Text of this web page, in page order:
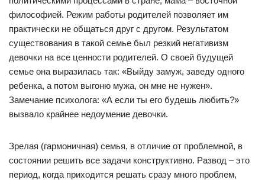
философией. Режим работы родителей позволяет им
практически не общаться друг с другом. Результатом
существования в такой семье был резкий негативизм
девочки на все ценности родителей. О своей будущей
семье она выразилась так: «Выйду замуж, заведу одного
ребенка, а потом выгоню мужа, он мне не нужен».
Замечание психолога: «А если ты его будешь любить?»
вызвало крайнее недоумение девочки.
Зрелая (гармоничная) семья, в отличие от проблемной, в
состоянии решить все задачи конструктивно. Развод – это
период, когда приходится решать сразу много проблем,